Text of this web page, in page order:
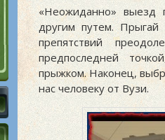
«Неожиданно» выезд
другим путем. Прыгай
препятствий
предпоследней
прыжком. Наконец,
нас человеку от Вузи.